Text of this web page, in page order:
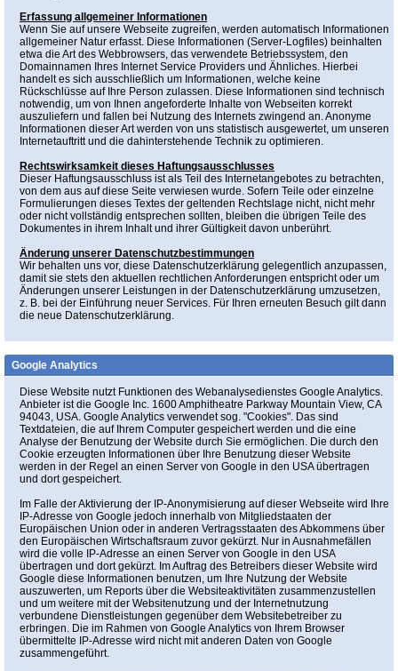
Erfassung allgemeiner Informationen
Wenn Sie auf unsere Webseite zugreifen, werden automatisch Informationen
allgemeiner Natur erfasst. Diese Informationen (Server-Logfiles) beinhalten
etwa die Art des Webbrowsers, das verwendete Betriebssystem, den
Domainnamen Ihres Internet Service Providers und Ähnliches. Hierbei
handelt es sich ausschließlich um Informationen, welche keine
Rückschlüsse auf Ihre Person zulassen. Diese Informationen sind technisch
notwendig, um von Ihnen angeforderte Inhalte von Webseiten korrekt
auszuliefern und fallen bei Nutzung des Internets zwingend an. Anonyme
Informationen dieser Art werden von uns statistisch ausgewertet, um unseren
Internetauftritt und die dahinterstehende Technik zu optimieren.
Rechtswirksamkeit dieses Haftungsausschlusses
Dieser Haftungsausschluss ist als Teil des Internetangebotes zu betrachten,
von dem aus auf diese Seite verwiesen wurde. Sofern Teile oder einzelne
Formulierungen dieses Textes der geltenden Rechtslage nicht, nicht mehr
oder nicht vollständig entsprechen sollten, bleiben die übrigen Teile des
Dokumentes in ihrem Inhalt und ihrer Gültigkeit davon unberührt.
Änderung unserer Datenschutzbestimmungen
Wir behalten uns vor, diese Datenschutzerklärung gelegentlich anzupassen,
damit sie stets den aktuellen rechtlichen Anforderungen entspricht oder um
Änderungen unserer Leistungen in der Datenschutzerklärung umzusetzen,
z. B. bei der Einführung neuer Services. Für Ihren erneuten Besuch gilt dann
die neue Datenschutzerklärung.
Google Analytics
Diese Website nutzt Funktionen des Webanalysedienstes Google Analytics.
Anbieter ist die Google Inc. 1600 Amphitheatre Parkway Mountain View, CA
94043, USA. Google Analytics verwendet sog. "Cookies". Das sind
Textdateien, die auf Ihrem Computer gespeichert werden und die eine
Analyse der Benutzung der Website durch Sie ermöglichen. Die durch den
Cookie erzeugten Informationen über Ihre Benutzung dieser Website
werden in der Regel an einen Server von Google in den USA übertragen
und dort gespeichert.
Im Falle der Aktivierung der IP-Anonymisierung auf dieser Webseite wird Ihre
IP-Adresse von Google jedoch innerhalb von Mitgliedstaaten der
Europäischen Union oder in anderen Vertragsstaaten des Abkommens über
den Europäischen Wirtschaftsraum zuvor gekürzt. Nur in Ausnahmefällen
wird die volle IP-Adresse an einen Server von Google in den USA
übertragen und dort gekürzt. Im Auftrag des Betreibers dieser Website wird
Google diese Informationen benutzen, um Ihre Nutzung der Website
auszuwerten, um Reports über die Websiteaktivitäten zusammenzustellen
und um weitere mit der Websitenutzung und der Internetnutzung
verbundene Dienstleistungen gegenüber dem Websitebetreiber zu
erbringen. Die im Rahmen von Google Analytics von Ihrem Browser
übermittelte IP-Adresse wird nicht mit anderen Daten von Google
zusammengeführt.